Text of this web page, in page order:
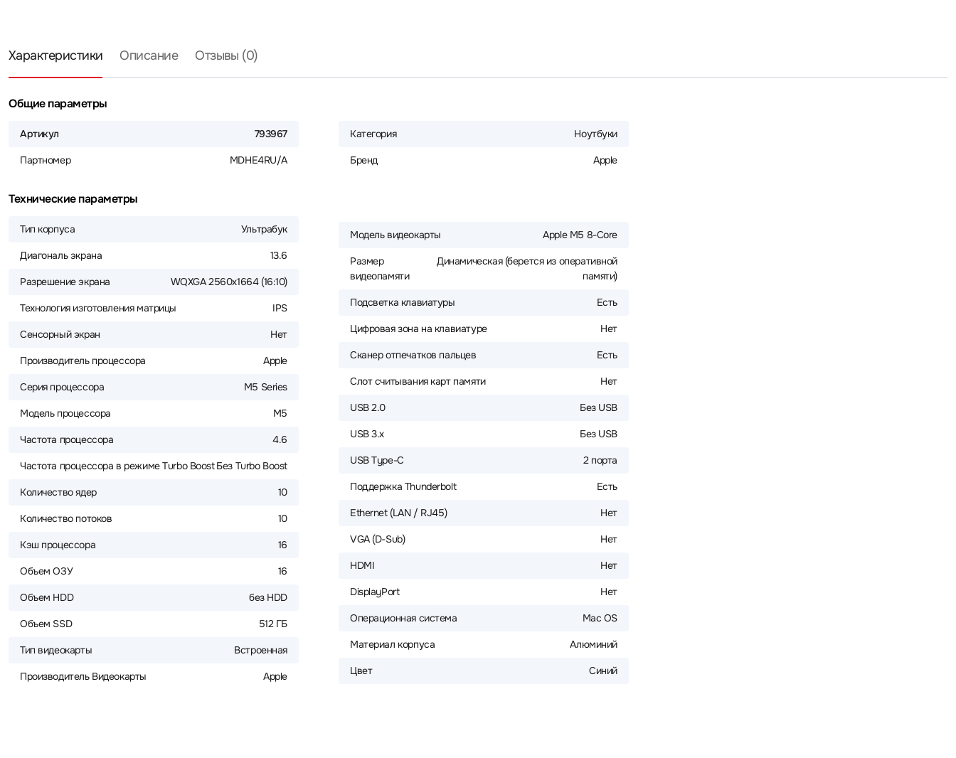
Характеристики Описание Отзывы (0)
Общие параметры
Артикул 793967
Партномер MDHE4RU/A
Категория Ноутбуки
Бренд Apple
Технические параметры
Тип корпуса Ультрабук
Диагональ экрана 13.6
Разрешение экрана WQXGA 2560x1664 (16:10)
Технология изготовления матрицы IPS
Сенсорный экран Нет
Производитель процессора Apple
Серия процессора M5 Series
Модель процессора M5
Частота процессора 4.6
Частота процессора в режиме Turbo BoostБез Turbo Boost
Количество ядер 10
Количество потоков 10
Кэш процессора 16
Объем ОЗУ 16
Объем HDD без HDD
Объем SSD 512 ГБ
Тип видеокарты Встроенная
Производитель Видеокарты Apple
Модель видеокарты Apple M5 8-Core
Размер
видеопамяти
Динамическая (берется из оперативной
памяти)
Подсветка клавиатуры Есть
Цифровая зона на клавиатуре Нет
Сканер отпечатков пальцев Есть
Слот считывания карт памяти Нет
USB 2.0 Без USB
USB 3.x Без USB
USB Type-C 2 порта
Поддержка Thunderbolt Есть
Ethernet (LAN / RJ45) Нет
VGA (D-Sub) Нет
HDMI Нет
DisplayPort Нет
Операционная система Mac OS
Материал корпуса Алюминий
Цвет Синий